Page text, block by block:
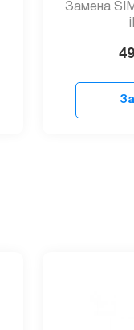
Замена